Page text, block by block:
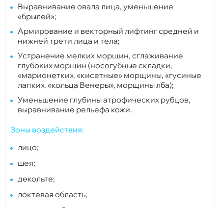
Выравнивание овала лица, уменьшение
«брылей»;
Армирование и векторный лифтинг средней и
нижней трети лица и тела;
Устранение мелких морщин, сглаживание
глубоких морщин (носогубные складки,
«марионетки», «кисетные» морщины, «гусиные
лапки», «кольца Венеры», морщины лба);
Уменьшение глубины атрофических рубцов,
выравнивание рельефа кожи.
Зоны воздействия:
лицо;
шея;
декольте;
локтевая область;